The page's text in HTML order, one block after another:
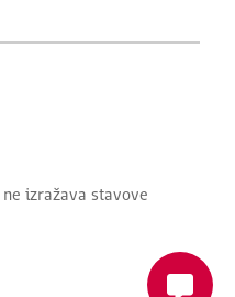
izražava stavove